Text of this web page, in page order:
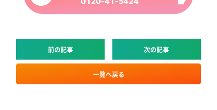
前の記事 次の記事
一覧へ戻る